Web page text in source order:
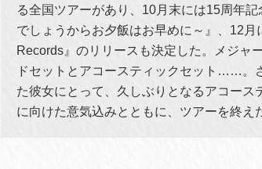
る全国ツアーがあり、10月末には15周年
でしょうからお夕飯はお早めに～』、12
Records』のリリースも決定した。メジャ
ドセットとアコースティックセット……。
た彼女にとって、久しぶりとなるアコー
に向けた意気込みとともに、ツアーを終え